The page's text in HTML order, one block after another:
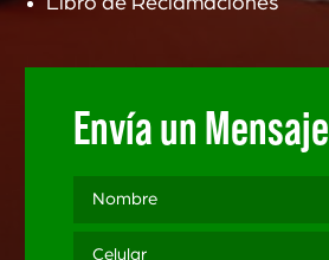
Envía un Mensaje